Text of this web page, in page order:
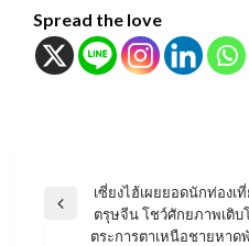
Spread the love
แนะแนว
Previous
เซี่ยงไฮ้เผยยอดนักท่องเ
ตรุษจีน โชว์ศักยภาพเติบ
ตระการตาเหนือชายหาด